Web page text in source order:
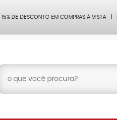
15% DE DESCONTO EM COMPRAS À VISTA